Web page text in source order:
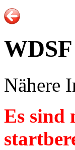
Nähere
Es sind